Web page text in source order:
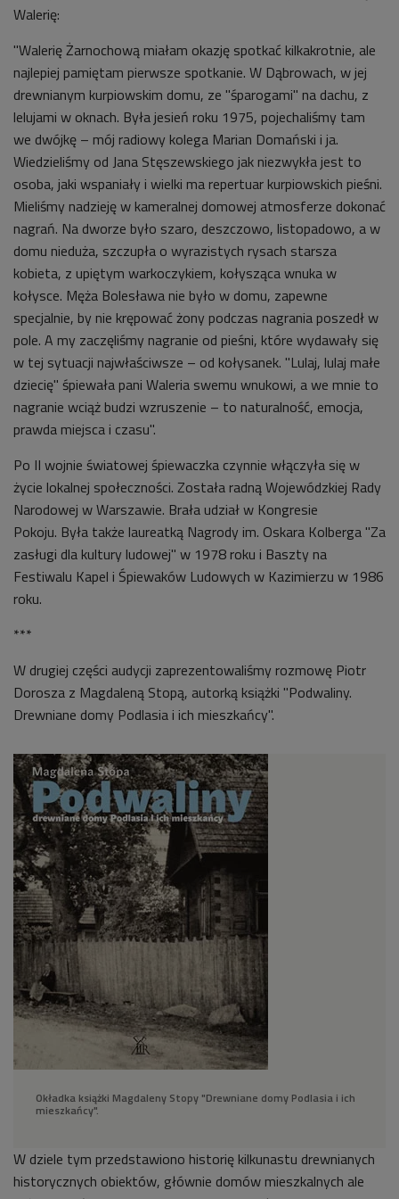
Walerię:
"Walerię Żarnochową miałam okazję spotkać kilkakrotnie, ale
najlepiej pamiętam pierwsze spotkanie. W Dąbrowach, w jej
drewnianym kurpiowskim domu, ze "śparogami" na dachu, z
lelujami w oknach. Była jesień roku 1975, pojechaliśmy tam
we dwójkę – mój radiowy kolega Marian Domański i ja.
Wiedzieliśmy od Jana Stęszewskiego jak niezwykła jest to
osoba, jaki wspaniały i wielki ma repertuar kurpiowskich pieśni.
Mieliśmy nadzieję w kameralnej domowej atmosferze dokonać
nagrań. Na dworze było szaro, deszczowo, listopadowo, a w
domu nieduża, szczupła o wyrazistych rysach starsza
kobieta, z upiętym warkoczykiem, kołysząca wnuka w
kołysce. Męża Bolesława nie było w domu, zapewne
specjalnie, by nie krępować żony podczas nagrania poszedł w
pole. A my zaczęliśmy nagranie od pieśni, które wydawały się
w tej sytuacji najwłaściwsze – od kołysanek. "Lulaj, lulaj małe
dziecię" śpiewała pani Waleria swemu wnukowi, a we mnie to
nagranie wciąż budzi wzruszenie – to naturalność, emocja,
prawda miejsca i czasu".
Po II wojnie światowej śpiewaczka czynnie włączyła się w
życie lokalnej społeczności. Została radną Wojewódzkiej Rady
Narodowej w Warszawie. Brała udział w Kongresie
Pokoju. Była także laureatką Nagrody im. Oskara Kolberga "Za
zasługi dla kultury ludowej" w 1978 roku i Baszty na
Festiwalu Kapel i Śpiewaków Ludowych w Kazimierzu w 1986
roku.
***
W drugiej części audycji zaprezentowaliśmy rozmowę Piotr
Dorosza z Magdaleną Stopą, autorką książki "Podwaliny.
Drewniane domy Podlasia i ich mieszkańcy".
Okładka książki Magdaleny Stopy "Drewniane domy Podlasia i ich
mieszkańcy".
W dziele tym przedstawiono historię kilkunastu drewnianych
historycznych obiektów, głównie domów mieszkalnych ale